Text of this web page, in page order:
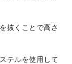
抜くことで高さ
テルを使用して